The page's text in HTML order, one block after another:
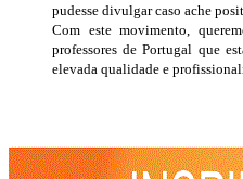
pudesse divulgar caso ache
Com este movimento,
professores de Portugal que
elevada qualidade e